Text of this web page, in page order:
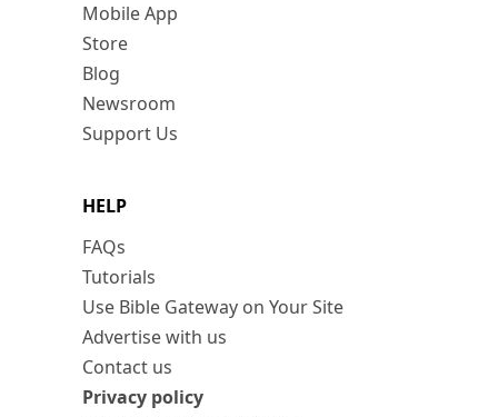
Mobile App
Store
Blog
Newsroom
Support Us
HELP
FAQs
Tutorials
Use Bible Gateway on Your Site
Advertise with us
Contact us
Privacy policy